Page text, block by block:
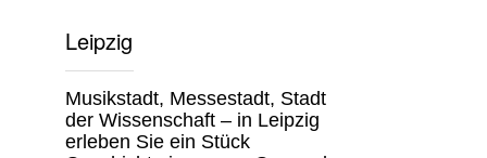
Leipzig
Musikstadt, Messestadt, Stadt
der Wissenschaft – in Leipzig
erleben Sie ein Stück